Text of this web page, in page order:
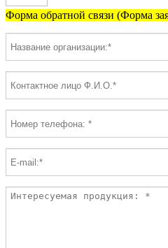
Форма обратной связи (Форма